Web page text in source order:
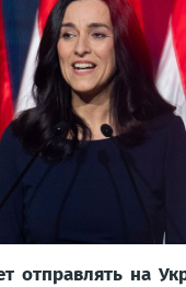
отправлять на